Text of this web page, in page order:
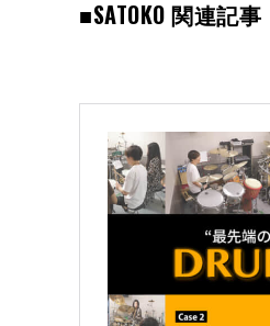
■SATOKO 関連記事